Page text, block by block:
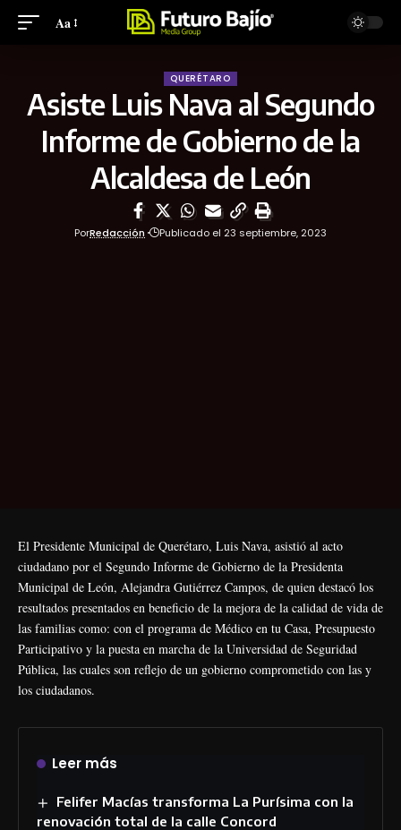
Aa
QUERÉTARO
Asiste Luis Nava al Segundo
Informe de Gobierno de la
Alcaldesa de León
PorRedacción Publicado el 23 septiembre, 2023
El Presidente Municipal de Querétaro, Luis Nava, asistió al acto
ciudadano por el Segundo Informe de Gobierno de la Presidenta
Municipal de León, Alejandra Gutiérrez Campos, de quien destacó los
resultados presentados en beneficio de la mejora de la calidad de vida de
las familias como: con el programa de Médico en tu Casa, Presupuesto
Participativo y la puesta en marcha de la Universidad de Seguridad
Pública, las cuales son reflejo de un gobierno comprometido con las y
los ciudadanos.
Leer más
Felifer Macías transforma La Purísima con la
renovación total de la calle Concord